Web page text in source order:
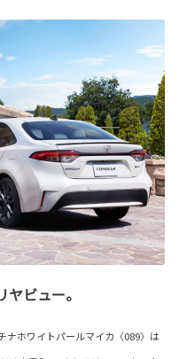
ビュー。
ホワイトパールマイカ〈089〉は